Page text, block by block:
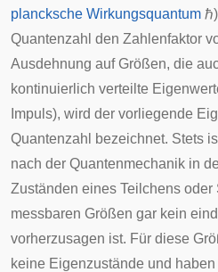
plancksche Wirkungsquantum ℏ
Quantenzahl den Zahlenfaktor
Ausdehnung auf Größen, die
kontinuierlich verteilte
Impuls), wird der vorliegende
Quantenzahl bezeichnet. Stets
nach der Quantenmechanik in
Zuständen eines Teilchens oder
messbaren Größen gar kein
vorherzusagen ist. Für diese
keine Eigenzustände und